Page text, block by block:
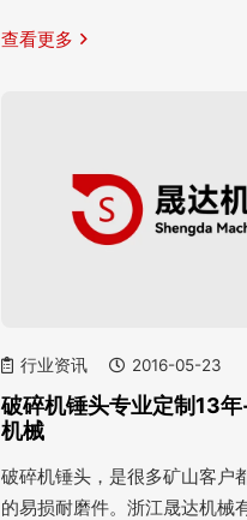
查看更多
行业资讯 2016-05-23
破碎机锤头专业定制13
机械
破碎机锤头，是很多矿山客户
的易损耐磨件。浙江晟达机械